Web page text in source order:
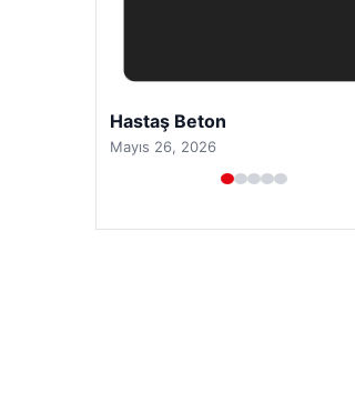
Prenses Night Club
Nisan 29, 2026